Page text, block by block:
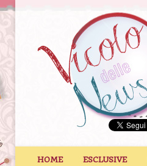
HOME ESCLUSIVE